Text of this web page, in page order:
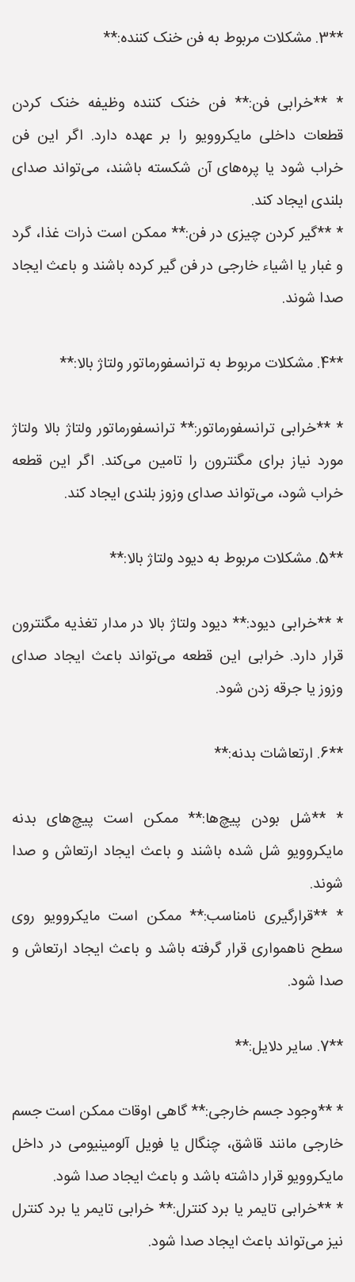
**3. مشکلات مربوط به فن خنک کننده:**
* **خرابی فن:** فن خنک کننده وظیفه خنک کردن
قطعات داخلی مایکروویو را بر عهده دارد. اگر این فن
خراب شود یا پره‌های آن شکسته باشند، می‌تواند صدای
بلندی ایجاد کند.
* **گیر کردن چیزی در فن:** ممکن است ذرات غذا، گرد
و غبار یا اشیاء خارجی در فن گیر کرده باشند و باعث ایجاد
صدا شوند.
**4. مشکلات مربوط به ترانسفورماتور ولتاژ بالا:**
* **خرابی ترانسفورماتور:** ترانسفورماتور ولتاژ بالا ولتاژ
مورد نیاز برای مگنترون را تامین می‌کند. اگر این قطعه
خراب شود، می‌تواند صدای وزوز بلندی ایجاد کند.
**5. مشکلات مربوط به دیود ولتاژ بالا:**
* **خرابی دیود:** دیود ولتاژ بالا در مدار تغذیه مگنترون
قرار دارد. خرابی این قطعه می‌تواند باعث ایجاد صدای
وزوز یا جرقه زدن شود.
**6. ارتعاشات بدنه:**
* **شل بودن پیچ‌ها:** ممکن است پیچ‌های بدنه
مایکروویو شل شده باشند و باعث ایجاد ارتعاش و صدا
شوند.
* **قرارگیری نامناسب:** ممکن است مایکروویو روی
سطح ناهمواری قرار گرفته باشد و باعث ایجاد ارتعاش و
صدا شود.
**7. سایر دلایل:**
* **وجود جسم خارجی:** گاهی اوقات ممکن است جسم
خارجی مانند قاشق، چنگال یا فویل آلومینیومی در داخل
مایکروویو قرار داشته باشد و باعث ایجاد صدا شود.
* **خرابی تایمر یا برد کنترل:** خرابی تایمر یا برد کنترل
نیز می‌تواند باعث ایجاد صدا شود.